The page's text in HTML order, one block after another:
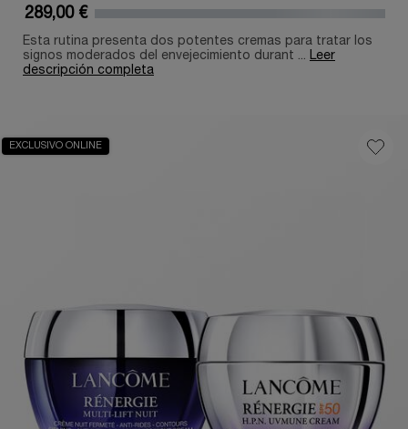
289,00 €
Esta rutina presenta dos potentes cremas para tratar los
signos moderados del envejecimiento durant ... Leer
descripción completa
EXCLUSIVO ONLINE